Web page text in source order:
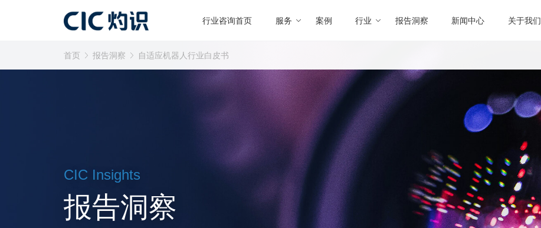
行业咨询首页 服务 案例 行业 报告洞察 新闻中心 关于我们
CIC Insights
报告洞察
首页 报告洞察 自适应机器人行业白皮书